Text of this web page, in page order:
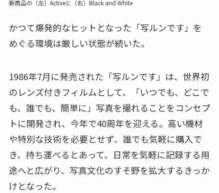
新商品の（左）Activeと（右）Black and White
かつて爆発的なヒットとなった「写ルンです」を
めぐる環境は厳しい状態が続いた。
1986年7月に発売された「写ルンです」は、世界初
のレンズ付きフィルムとして、「いつでも、どこで
も、誰でも、簡単に」写真を撮れることをコンセプ
トに開発され、今年で40周年を迎える。高い機材
や特別な技術を必要とせず、誰でも気軽に購入で
き、持ち運べるとあって、日常を気軽に記録する用
途へと広がり、写真文化のすそ野を拡大するきっか
けとなった。